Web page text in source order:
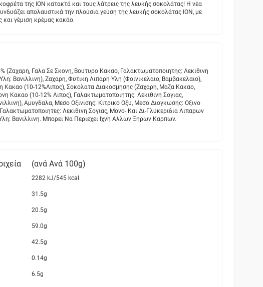
της ΙΟΝ κατακτά και τους λάτρεις της λευκής σοκολάτας! Η νέα
απολαυστικά την πλούσια γεύση της λευκής σοκολάτας ΙΟΝ, με
και γέμιση κρέμας κακάο.
(Ζαχαρη, Γαλα Σε Σκονη, Βουτυρο Κακαο, Γαλακτωματοποιητης: Λεκιθινη
Βανιλλινη), Ζαχαρη, Φυτικη Λιπαρη Υλη (Φοινικελαιο, Βαμβακελαιο),
Κακαο (10-12%Λιπος), Σοκολατα Διακοσμησης (Ζαχαρη, Μαζα Κακαο,
Κακαο (10-12% Λιπος), Γαλακτωματοποιητης: Λεκιθινη Σογιας,
Αμυγδαλα, Μεσο Οξινισης: Κιτρικο Οξυ, Μεσο Διογκωσης: Οξινο
Λεκιθινη Σογιας, Μονο- Και Δι-Γλυκεριδια Λιπαρων
Βανιλλινη. Μπορει Να Περιεχει Ιχνη Αλλων Ξηρων Καρπων.
(ανά Ανά 100g)
2282 kJ/545 kcal
31.5g
20.5g
59.0g
42.5g
0.14g
6.5g